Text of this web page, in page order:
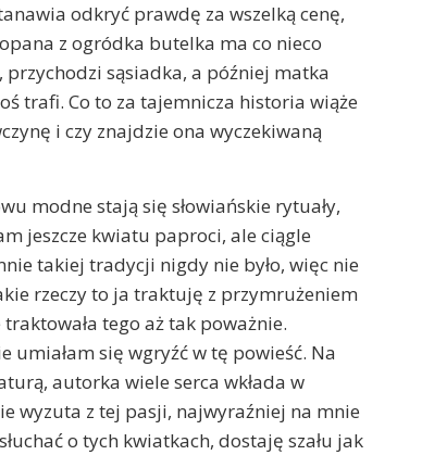
odkryć prawdę za wszelką cenę,
z ogródka butelka ma co nieco
sąsiadka, a później matka
trafi. Co to za tajemnicza historia wiąże
i czy znajdzie ona wyczekiwaną
modne stają się słowiańskie rytuały,
jeszcze kwiatu paproci, ale ciągle
takiej tradycji nigdy nie było, więc nie
rzeczy to ja traktuję z przymrużeniem
tego aż tak poważnie.
umiałam się wgryźć w tę powieść. Na
autorka wiele serca wkłada w
wyzuta z tej pasji, najwyraźniej na mnie
o tych kwiatkach, dostaję szału jak